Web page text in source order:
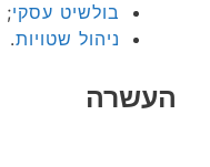
בולשיט עסקי;
ניהול שטויות.
העשרה